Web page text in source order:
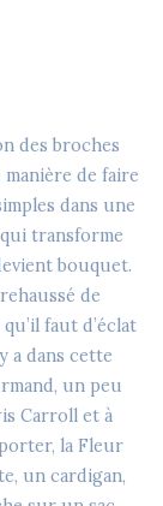
des broches
manière de faire
dans une
transforme
bouquet.
de
faut d’éclat
a dans cette
un peu
Carroll et à
la Fleur
un cardigan,